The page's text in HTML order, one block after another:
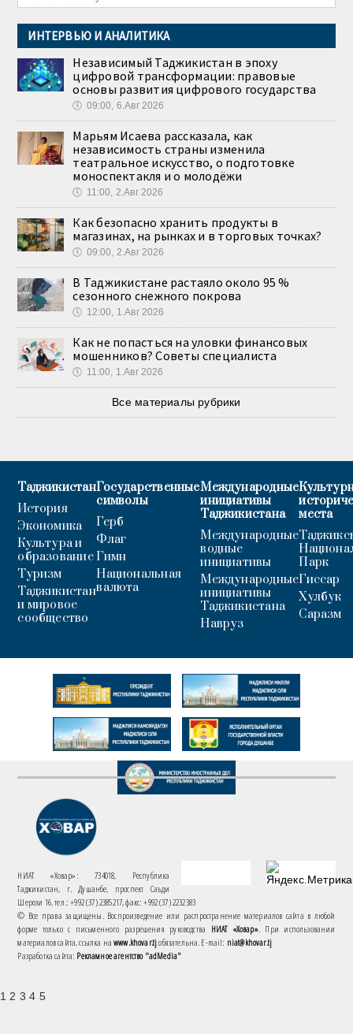
ИНТЕРВЬЮ И АНАЛИТИКА
Независимый Таджикистан в эпоху
цифровой трансформации: правовые
основы развития цифрового государства
🕔 09:00, 6.Авг 2026
Марьям Исаева рассказала, как
независимость страны изменила
театральное искусство, о подготовке
моноспектакля и о молодёжи
🕔 11:00, 2.Авг 2026
Как безопасно хранить продукты в
магазинах, на рынках и в торговых точках?
🕔 09:00, 2.Авг 2026
В Таджикистане растаяло около 95 %
сезонного снежного покрова
🕔 12:00, 1.Авг 2026
Как не попасться на уловки финансовых
мошенников? Советы специалиста
🕔 11:00, 1.Авг 2026
Все материалы рубрики
Таджикистан
История
Экономика
Культура и
образование
Туризм
Таджикистан
и мировое
сообщество
Государственные
символы
Герб
Флаг
Гимн
Национальная
валюта
Международные
инициативы
Таджикистана
Международные
водные
инициативы
Международные
инициативы
Таджикистана
Навруз
места
Парк
Гиссар
Хулбук
Саразм
НИАТ «Ховар»: 734018, Республика
Таджикистан, г. Душанбе, проспект Саъди
Шерози 16. тел.: +992 (37) 2385217, факс: +992 (37) 2232383
© Все права защищены. Воспроизведение или распространение материалов сайта в любой
форме только с письменного разрешения руководства НИАТ «Ховар». При использовании
материалов сайта, ссылка наwww.khovar.tjобязательна. E-mail: niat@khovar.tj
Разработка сайта: Рекламное агентство "adMedia"
1 2 3 4 5